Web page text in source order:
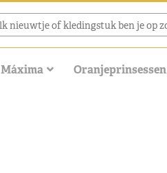
Máxima Oranjeprinsessen